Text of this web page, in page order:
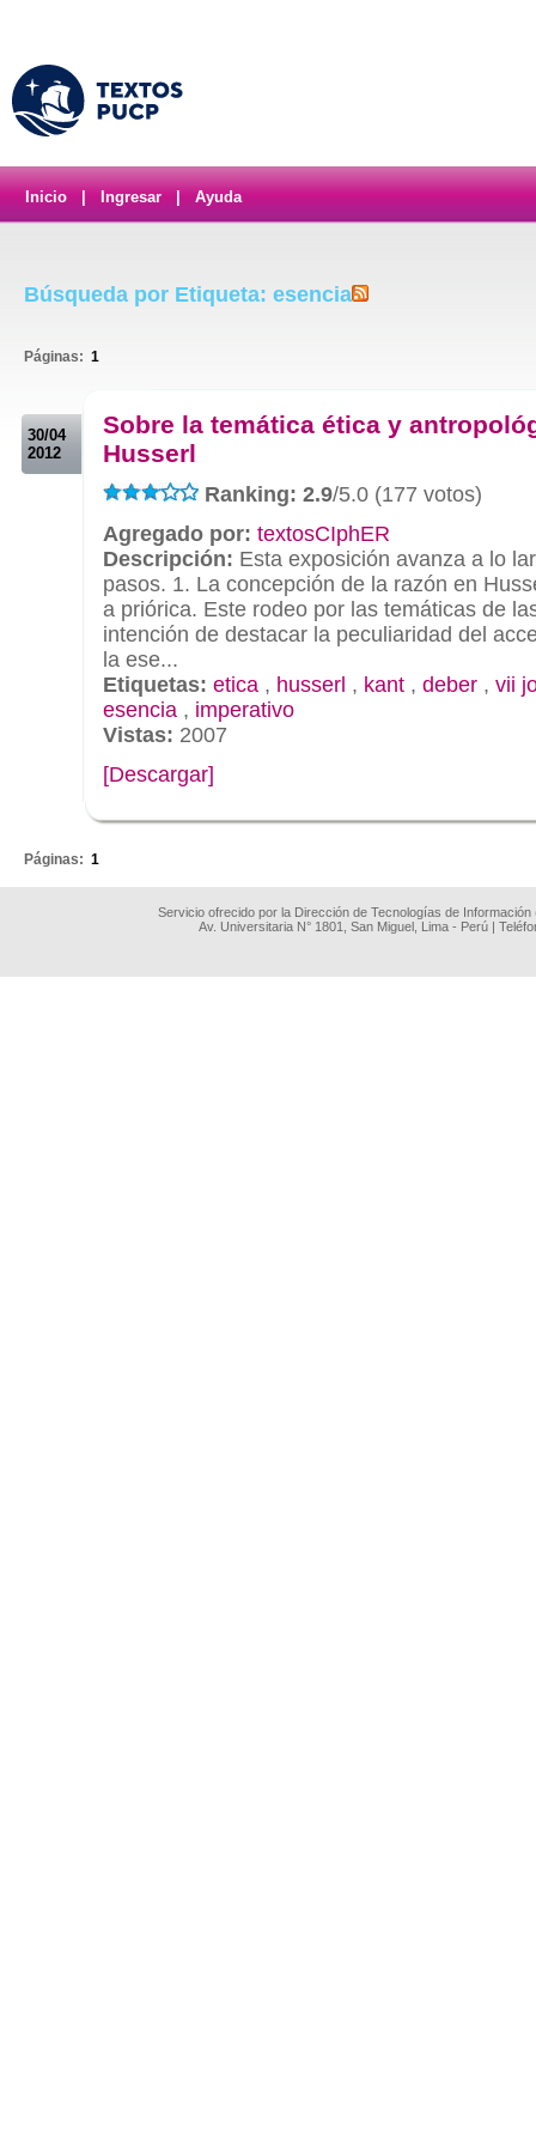
Inicio Ingresar Ayuda
Búsqueda por Etiqueta: esencia
Páginas: 1
30/04
2012
Sobre la temática ética y
Husserl
Ranking: 2.9/5.0 (177 votos)
Agregado por: textosCIphER
Descripción: Esta exposición avanza a lo
pasos. 1. La concepción de la razón en
a priórica. Este rodeo por las temáticas de
intención de destacar la peculiaridad del
la ese...
Etiquetas: etica , husserl , kant , deber , vii
esencia , imperativo
Vistas: 2007
[Descargar]
Páginas: 1
Servicio ofrecido por la Dirección de Tecnologías de
Av. Universitaria N° 1801, San Miguel, Lima - Perú |